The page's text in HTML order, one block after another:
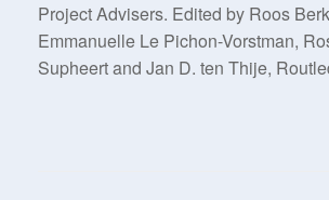
Project Advisers. Edited by Roos
Emmanuelle Le Pichon-Vorstman,
Supheert and Jan D. ten Thije,